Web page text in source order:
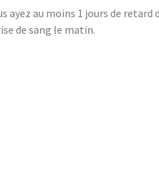
ayez au moins 1 jours de retard
de sang le matin.